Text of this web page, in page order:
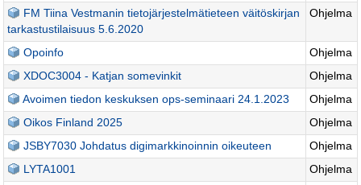
FM Tiina Vestmanin tietojärjestelmätieteen väitöskirjan
tarkastustilaisuus 5.6.2020
Ohjelma
Opoinfo
Ohjelma
XDOC3004 - Katjan somevinkit
Ohjelma
Avoimen tiedon keskuksen ops-seminaari 24.1.2023
Ohjelma
Oikos Finland 2025
Ohjelma
JSBY7030 Johdatus digimarkkinoinnin oikeuteen
Ohjelma
LYTA1001
Ohjelma